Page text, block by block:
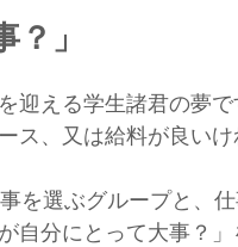
」
える学生諸君の夢で
、又は給料が良いけ
選ぶグループと、仕
分にとって大事？」